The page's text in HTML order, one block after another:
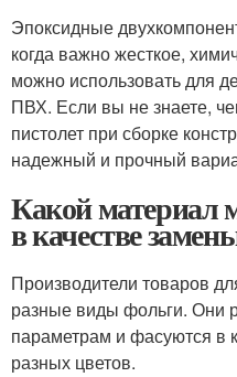
Эпоксидные
когда важно жесткое,
можно использовать для
ПВХ. Если вы не знаете,
пистолет при сборке
надежный и прочный
Какой материал
в качестве
Производители товаров
разные виды фольги. Они
параметрам и фасуются в
разных цветов.